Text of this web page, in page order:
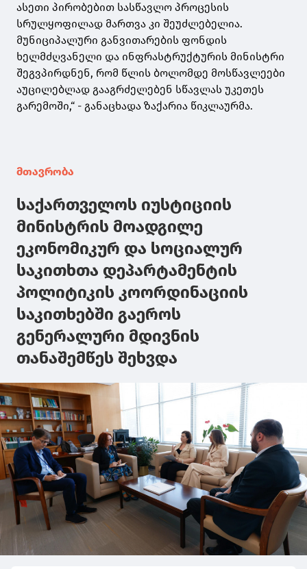
ასეთი პირობებით სასწავლო პროცესის
სრულყოფილად მართვა კი შეუძლებელია.
მუნიციპალური განვითარების ფონდის
ხელმძღვანელი და ინფრასტრუქტურის მინისტრი
შეგვპირდნენ, რომ წლის ბოლომდე მოსწავლეები
აუცილებლად გააგრძელებენ სწავლას უკეთეს
გარემოში,“ - განაცხადა ზაქარია წიკლაურმა.
მთავრობა
საქართველოს იუსტიციის
მინისტრის მოადგილე
ეკონომიკურ და სოციალურ
საკითხთა დეპარტამენტის
პოლიტიკის კოორდინაციის
საკითხებში გაეროს
გენერალური მდივნის
თანაშემწეს შეხვდა